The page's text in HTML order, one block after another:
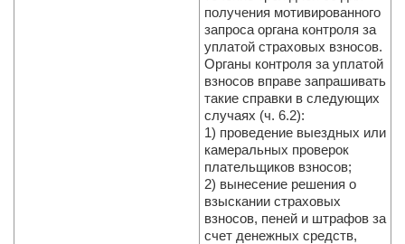
получения мотивированного
запроса органа контроля за
уплатой страховых взносов.
Органы контроля за уплатой
взносов вправе запрашивать
такие справки в следующих
случаях (ч. 6.2):
1) проведение выездных или
камеральных проверок
плательщиков взносов;
2) вынесение решения о
взыскании страховых
взносов, пеней и штрафов за
счет денежных средств,